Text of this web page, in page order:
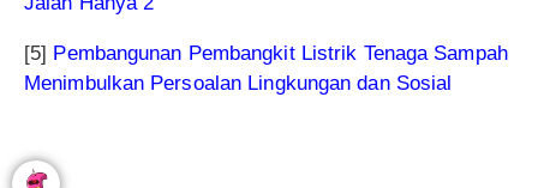
[5] Pembangunan Pembangkit Listrik Tenaga Sampah
Menimbulkan Persoalan Lingkungan dan Sosial